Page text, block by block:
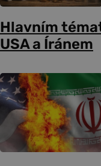
Hlavním
USA a Íránem